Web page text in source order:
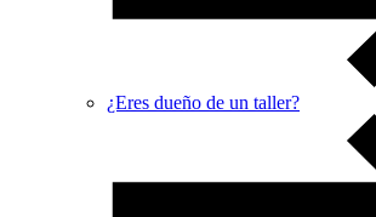
¿Eres dueño de un taller?